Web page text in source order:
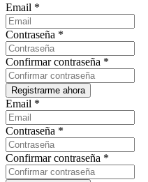
Email *
Contraseña *
Confirmar contraseña *
Email *
Contraseña *
Confirmar contraseña *